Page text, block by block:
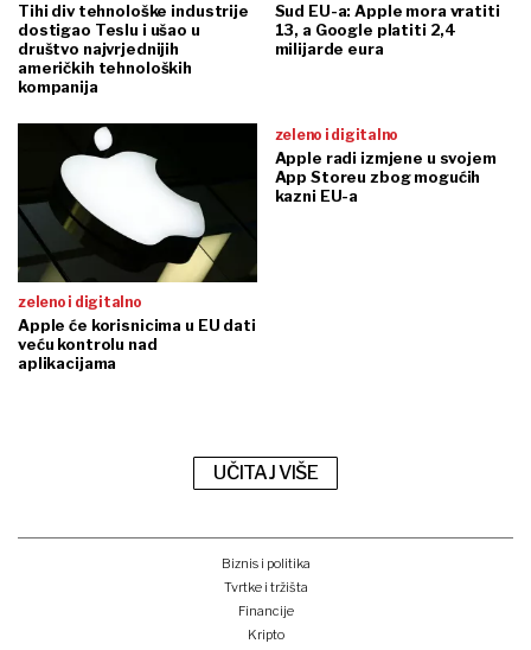
Tihi div tehnološke industrije
dostigao Teslu i ušao u
društvo najvrjednijih
američkih tehnoloških
kompanija
Sud EU-a: Apple mora vratiti
13, a Google platiti 2,4
milijarde eura
zeleno i digitalno
Apple će korisnicima u EU dati
veću kontrolu nad
aplikacijama
zeleno i digitalno
Apple radi izmjene u svojem
App Storeu zbog mogućih
kazni EU-a
UČITAJ VIŠE
Biznis i politika
Tvrtke i tržišta
Financije
Kripto